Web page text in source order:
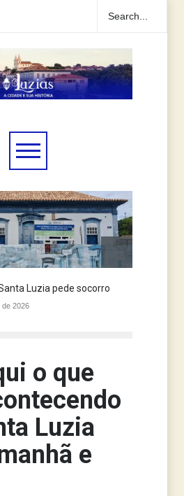
Luzia pede socorro
de 2026
o que
Luzia
e